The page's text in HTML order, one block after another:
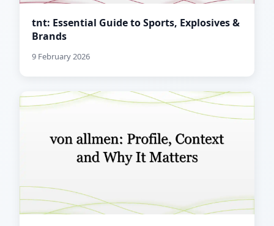
tnt: Essential Guide to Sports, Explosives &
Brands
9 February 2026